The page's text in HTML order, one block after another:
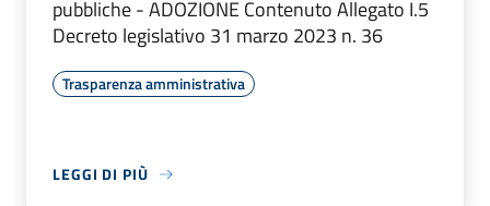
pubbliche - ADOZIONE Contenuto Allegato I.5
Decreto legislativo 31 marzo 2023 n. 36
Trasparenza amministrativa
LEGGI DI PIÙ